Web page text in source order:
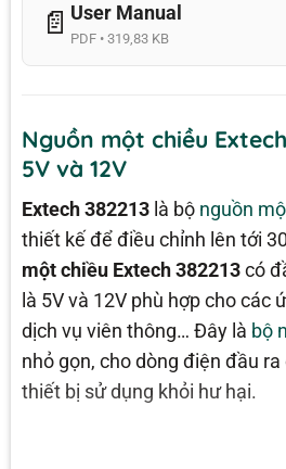
📄 User Manual
PDF • 319,83 KB
Nguồn một chiều
5V và 12V
Extech 382213là bộ nguồn
thiết kế để điều chỉnh lên tới
một chiều Extech 382213có
là 5V và 12V phù hợp cho các
dịch vụ viên thông… Đây là bộ
nhỏ gọn, cho dòng điện đầu
thiết bị sử dụng khỏi hư hại.